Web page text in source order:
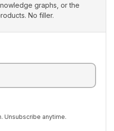
graphs, or the
No filler.
Unsubscribe anytime.